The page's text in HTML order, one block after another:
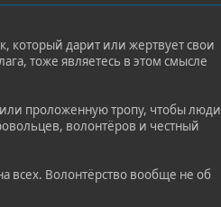
который дарит или жертвует свои
тоже являетесь в этом смысле
проложенную тропу, чтобы люди
волонтёров и честный
всех. Волонтёрство вообще не об